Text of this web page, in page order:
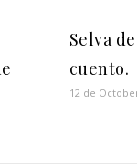
Selva
cuento.
12 de